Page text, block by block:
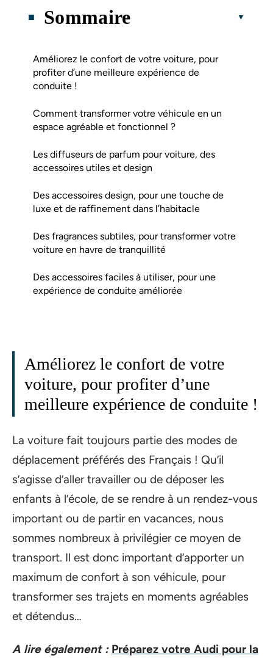
Sommaire
Améliorez le confort de votre voiture, pour
profiter d’une meilleure expérience de
conduite !
Comment transformer votre véhicule en un
espace agréable et fonctionnel ?
Les diffuseurs de parfum pour voiture, des
accessoires utiles et design
Des accessoires design, pour une touche de
luxe et de raffinement dans l’habitacle
Des fragrances subtiles, pour transformer votre
voiture en havre de tranquillité
Des accessoires faciles à utiliser, pour une
expérience de conduite améliorée
Améliorez le confort de votre
voiture, pour profiter d’une
meilleure expérience de conduite !
La voiture fait toujours partie des modes de
déplacement préférés des Français ! Qu’il
s’agisse d’aller travailler ou de déposer les
enfants à l’école, de se rendre à un rendez-vous
important ou de partir en vacances, nous
sommes nombreux à privilégier ce moyen de
transport. Il est donc important d’apporter un
maximum de confort à son véhicule, pour
transformer ses trajets en moments agréables
et détendus…
A lire également : Préparez votre Audi pour la